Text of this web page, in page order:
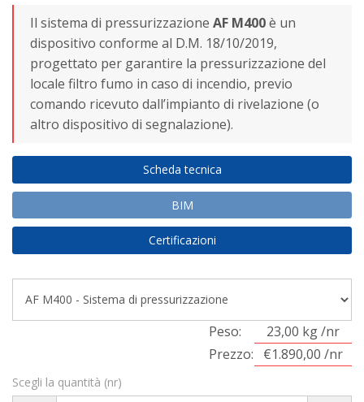
Il sistema di pressurizzazione AF M400è un
dispositivo conforme al D.M. 18/10/2019,
progettato per garantire la pressurizzazione del
locale filtro fumo in caso di incendio, previo
comando ricevuto dall’impianto di rivelazione (o
altro dispositivo di segnalazione).
Scheda tecnica
BIM
Certificazioni
Peso:
23,00 kg /nr
Prezzo:
€1.890,00 /nr
Scegli la quantità (nr)